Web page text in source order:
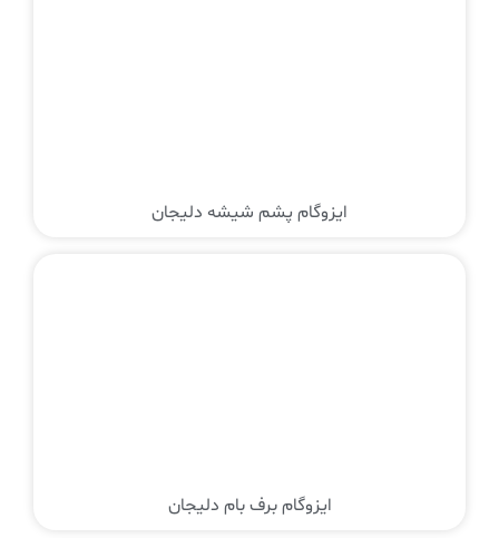
ایزوگام پشم شیشه دلیجان
ایزوگام برف بام دلیجان